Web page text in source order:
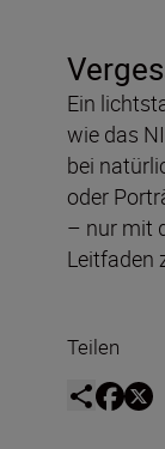
Ein
wie das
bei
oder
– nur mit
Leitfaden
Teilen